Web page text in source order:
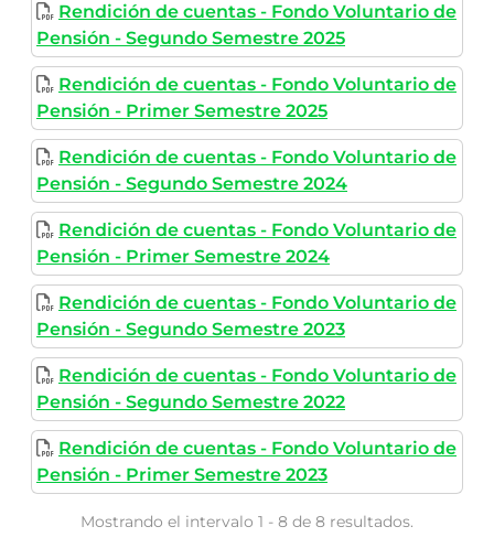
Rendición de cuentas - Fondo Voluntario de
Pensión - Segundo Semestre 2025
Rendición de cuentas - Fondo Voluntario de
Pensión - Primer Semestre 2025
Rendición de cuentas - Fondo Voluntario de
Pensión - Segundo Semestre 2024
Rendición de cuentas - Fondo Voluntario de
Pensión - Primer Semestre 2024
Rendición de cuentas - Fondo Voluntario de
Pensión - Segundo Semestre 2023
Rendición de cuentas - Fondo Voluntario de
Pensión - Segundo Semestre 2022
Rendición de cuentas - Fondo Voluntario de
Pensión - Primer Semestre 2023
Mostrando el intervalo 1 - 8 de 8 resultados.